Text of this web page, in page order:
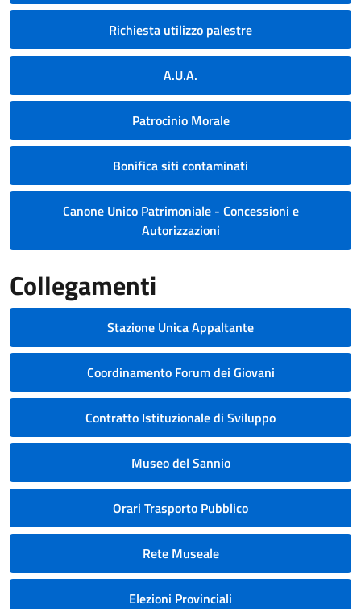
Richiesta utilizzo palestre
A.U.A.
Patrocinio Morale
Bonifica siti contaminati
Canone Unico Patrimoniale - Concessioni e
Autorizzazioni
Collegamenti
Stazione Unica Appaltante
Coordinamento Forum dei Giovani
Contratto Istituzionale di Sviluppo
Museo del Sannio
Orari Trasporto Pubblico
Rete Museale
Elezioni Provinciali